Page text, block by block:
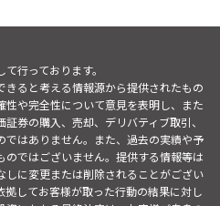
行っております。
ると考える情報源から提供されたもの
や完全性について意見を表明し、また
券の購入、売却、デリバティブ取引、
ではありません。また、過去の実績や予
ではございません。提供する情報等は
に変更または削除されることがござい
してお客様が取った行動の結果に対し